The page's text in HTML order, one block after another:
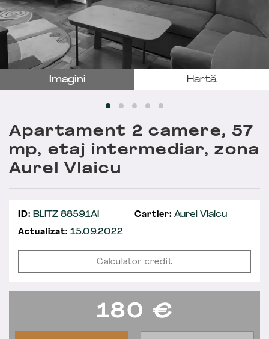
Imagini Hartă
Apartament 2 camere, 57
mp, etaj intermediar, zona
Aurel Vlaicu
ID: BLITZ 88591AI Cartier: Aurel Vlaicu
Actualizat: 15.09.2022
Calculator credit
180 €